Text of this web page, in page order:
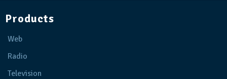
Products
Web
Radio
Television